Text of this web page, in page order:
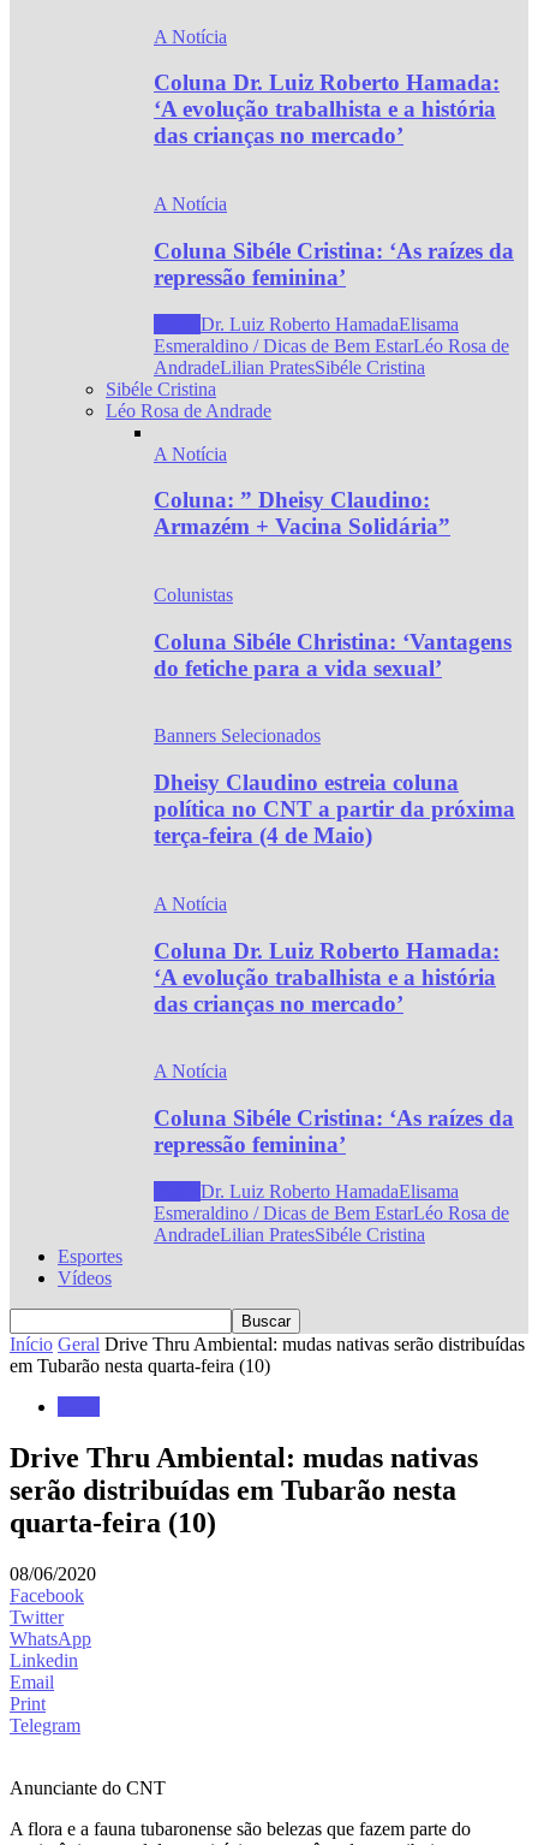
A Notícia
Coluna Dr. Luiz Roberto Hamada:
‘A evolução trabalhista e a história
das crianças no mercado’
A Notícia
Coluna Sibéle Cristina: ‘As raízes da
repressão feminina’
Dr. Luiz Roberto HamadaElisama
Esmeraldino / Dicas de Bem EstarLéo Rosa de
AndradeLilian PratesSibéle Cristina
Sibéle Cristina
Léo Rosa de Andrade
A Notícia
Coluna: ” Dheisy Claudino:
Armazém + Vacina Solidária”
Colunistas
Coluna Sibéle Christina: ‘Vantagens
do fetiche para a vida sexual’
Banners Selecionados
Dheisy Claudino estreia coluna
política no CNT a partir da próxima
terça-feira (4 de Maio)
A Notícia
Coluna Dr. Luiz Roberto Hamada:
‘A evolução trabalhista e a história
das crianças no mercado’
A Notícia
Coluna Sibéle Cristina: ‘As raízes da
repressão feminina’
Dr. Luiz Roberto HamadaElisama
Esmeraldino / Dicas de Bem EstarLéo Rosa de
AndradeLilian PratesSibéle Cristina
Esportes
Vídeos
Início Geral Drive Thru Ambiental: mudas nativas serão distribuídas
em Tubarão nesta quarta-feira (10)
Drive Thru Ambiental: mudas nativas
serão distribuídas em Tubarão nesta
quarta-feira (10)
08/06/2020
Facebook
Twitter
WhatsApp
Linkedin
Email
Print
Telegram
Anunciante do CNT
A flora e a fauna tubaronense são belezas que fazem parte do